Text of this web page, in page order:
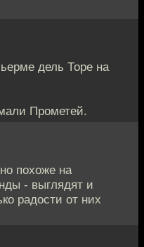
дель Торе на
Прометей.
похоже на
- выглядят и
радости от них